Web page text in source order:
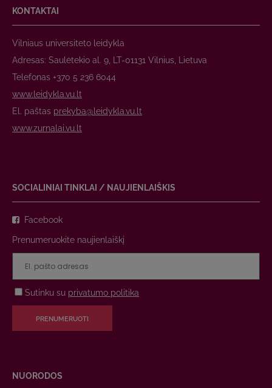
KONTAKTAI
Vilniaus universiteto leidykla
Adresas: Saulėtekio al. 9, LT-01131 Vilnius, Lietuva
Telefonas +370 5 236 6044
www.leidykla.vu.lt
El. paštas prekyba@leidykla.vu.lt
www.zurnalai.vu.lt
SOCIALINIAI TINKLAI / NAUJIENLAIŠKIS
Facebook
Prenumeruokite naujienlaiškį
Sutinku su privatumo politika
PRENUMERUOTI
NUORODOS